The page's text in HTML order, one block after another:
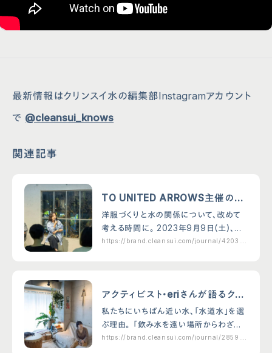
会社概要
プライバシーポリシー
サイトポリシー
ソーシャルメディアポリシー
法人の皆様へ
お手入れ方法
よくあるご質問
最新情報はクリンスイ水の編集部Instagramアカウント
で @cleansui_knows
関連記事
TO UNITED ARROWS主催のイ
ベントで「水会議 Vol.3 – 水から
未来を考える -」を開催。
洋服づくりと水の関係について、改めて
考える時間に。 2023年9月9日（土）、東
京・青山で行われた「TO UNITED ARR
https://brand.cleansui.com/journal/4203.h
アクティビスト・eriさんが語るクリ
ンスイと環境。 前編
私たちにいちばん近い水、「水道水」を選
ぶ理由。 「飲み水を遠い場所からわざわ
ざ運んできて飲んでいるって、すごく不思
https://brand.cleansui.com/journal/2859.h